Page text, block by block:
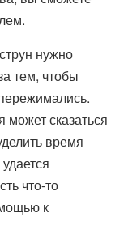
нужно
тем, чтобы
сказаться
время
что-то
к